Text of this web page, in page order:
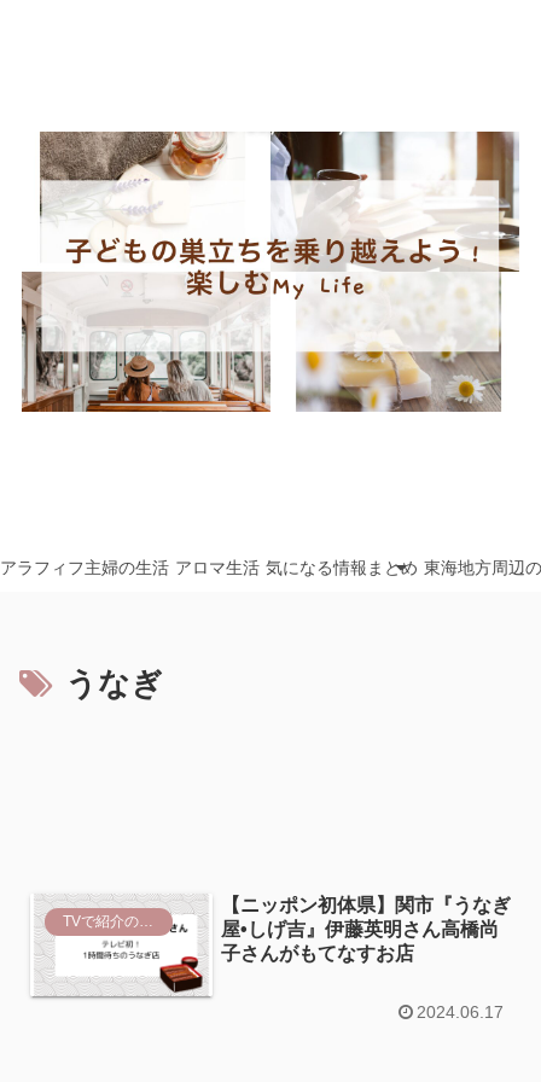
アラフィフ主婦の生活 アロマ生活 気になる情報まとめ 東海地方周辺
うなぎ
TVで紹介のスポット
【ニッポン初体県】関市『うなぎ
屋•しげ吉』伊藤英明さん高橋尚
子さんがもてなすお店
2024.06.17